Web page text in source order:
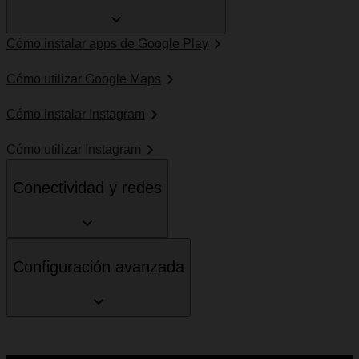
Cómo instalar apps de Google Play
Cómo utilizar Google Maps
Cómo instalar Instagram
Cómo utilizar Instagram
Conectividad y redes
Configuración avanzada